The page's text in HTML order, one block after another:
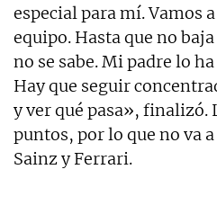
especial para mí. Vamos
equipo. Hasta que no
no se sabe. Mi padre lo
Hay que seguir
y ver qué pasa», finalizó.
puntos, por lo que no va
Sainz y Ferrari.